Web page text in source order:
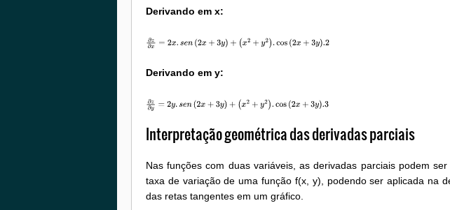
Derivando em x:
∂z∂ x=2x.sen(2x+3y )+( x2+ y2) cos 2x +3y ).2
Derivando em y:
∂z∂ y=2y.sen(2x+3y )+( x2+ y2) .cos 2x +3 y) .3
Interpretação geométrica das derivadas parciais
Nas funções com duas variáveis, as derivadas parciais podem
taxa de variação de uma função f(x, y), podendo ser aplicada na
das retas tangentes em um gráfico.